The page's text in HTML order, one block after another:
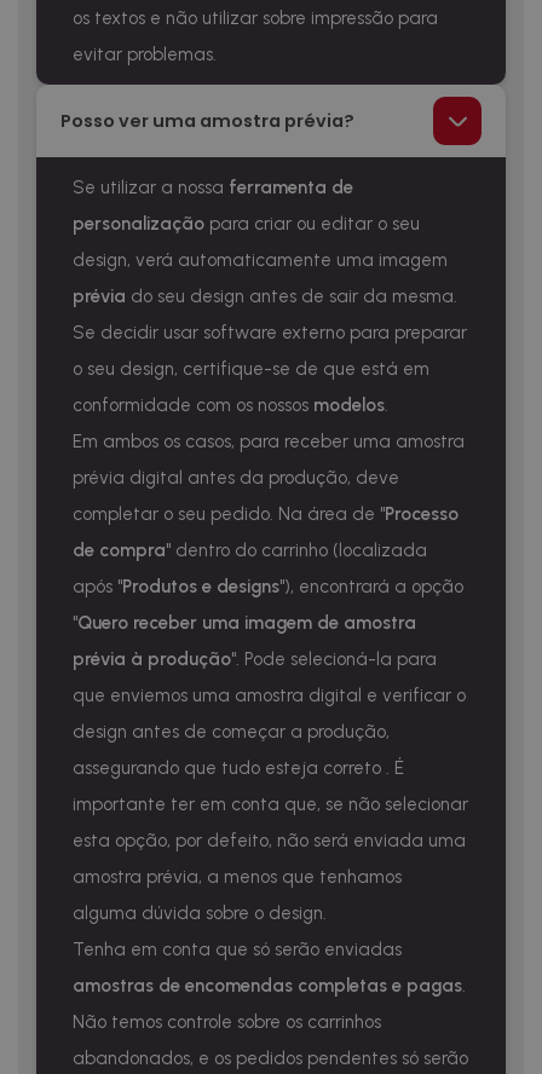
os textos e não utilizar sobre impressão para
evitar problemas.
Posso ver uma amostra prévia?
Se utilizar a nossa ferramenta de
personalização para criar ou editar o seu
design, verá automaticamente uma imagem
prévia do seu design antes de sair da mesma.
Se decidir usar software externo para preparar
o seu design, certifique-se de que está em
conformidade com os nossos modelos.
Em ambos os casos, para receber uma amostra
prévia digital antes da produção, deve
completar o seu pedido. Na área de "Processo
de compra" dentro do carrinho (localizada
após "Produtos e designs"), encontrará a opção
"Quero receber uma imagem de amostra
prévia à produção". Pode selecioná-la para
que enviemos uma amostra digital e verificar o
design antes de começar a produção,
assegurando que tudo esteja correto . É
importante ter em conta que, se não selecionar
esta opção, por defeito, não será enviada uma
amostra prévia, a menos que tenhamos
alguma dúvida sobre o design.
Tenha em conta que só serão enviadas
amostras de encomendas completas e pagas.
Não temos controle sobre os carrinhos
abandonados, e os pedidos pendentes só serão